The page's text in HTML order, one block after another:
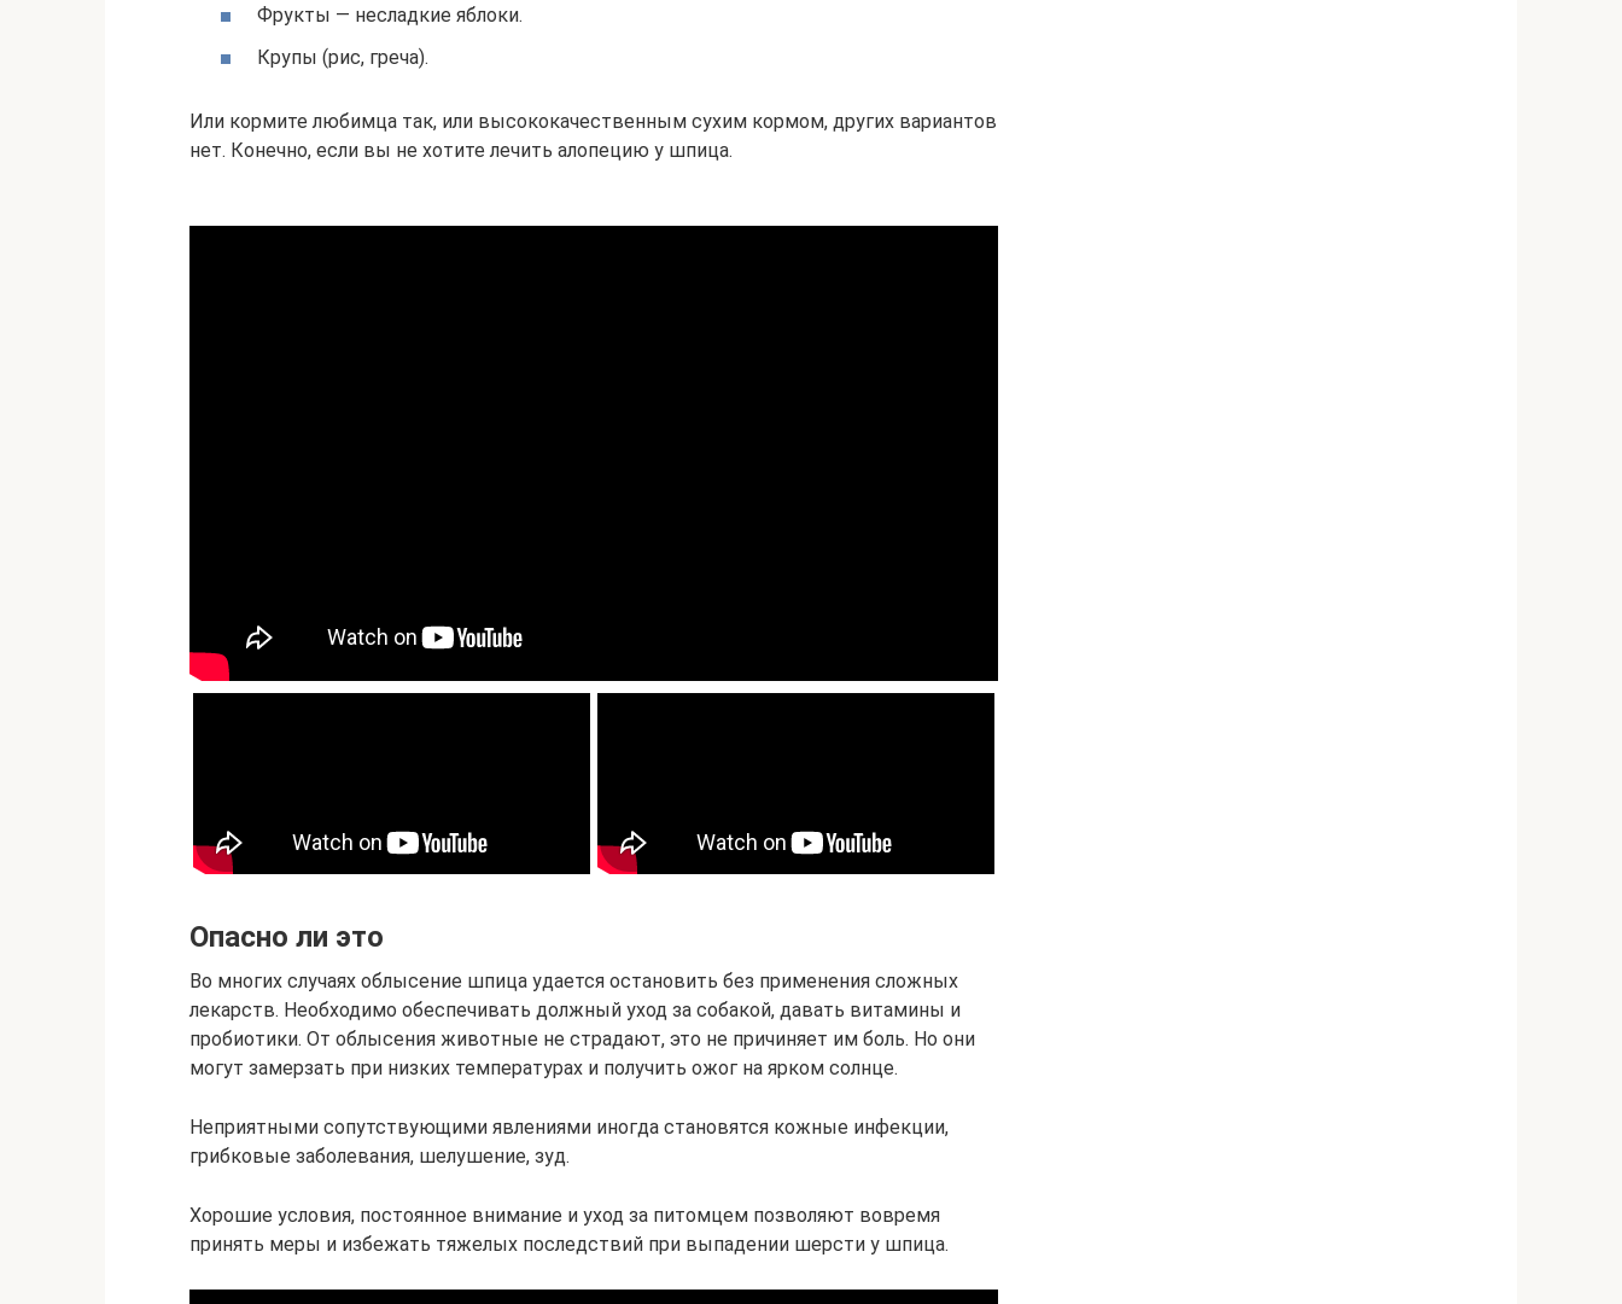
Фрукты — несладкие яблоки.
Крупы (рис, греча).
Или кормите любимца так, или высококачественным сухим кормом, других вариантов
нет. Конечно, если вы не хотите лечить алопецию у шпица.
Опасно ли это
Во многих случаях облысение шпица удается остановить без применения сложных
лекарств. Необходимо обеспечивать должный уход за собакой, давать витамины и
пробиотики. От облысения животные не страдают, это не причиняет им боль. Но они
могут замерзать при низких температурах и получить ожог на ярком солнце.
Неприятными сопутствующими явлениями иногда становятся кожные инфекции,
грибковые заболевания, шелушение, зуд.
Хорошие условия, постоянное внимание и уход за питомцем позволяют вовремя
принять меры и избежать тяжелых последствий при выпадении шерсти у шпица.